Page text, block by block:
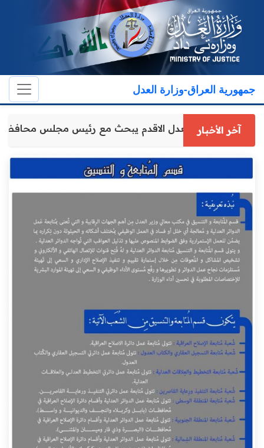
جمهورية العراق-وزارة العدل
آخر الأخبار
وكيل وزارة العدل الاقدم يبحث مع رئيس مجلس محافظة